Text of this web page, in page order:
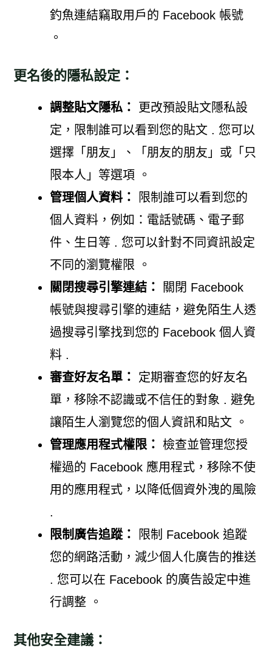
釣魚連結竊取用戶的 Facebook 帳號
。
更名後的隱私設定：
調整貼文隱私：
更改預設貼文隱私設
定，限制誰可以看到您的貼文 . 您可以
選擇「朋友」、「朋友的朋友」或「只
限本人」等選項 。
管理個人資料：
限制誰可以看到您的
個人資料，例如：電話號碼、電子郵
件、生日等 . 您可以針對不同資訊設定
不同的瀏覽權限 。
關閉搜尋引擎連結：
關閉 Facebook
帳號與搜尋引擎的連結，避免陌生人透
過搜尋引擎找到您的 Facebook 個人資
料 .
審查好友名單：
定期審查您的好友名
單，移除不認識或不信任的對象 . 避免
讓陌生人瀏覽您的個人資訊和貼文 。
管理應用程式權限： 檢查並管理您授
權過的 Facebook 應用程式，移除不使
用的應用程式，以降低個資外洩的風險
.
限制廣告追蹤：
限制 Facebook 追蹤
您的網路活動，減少個人化廣告的推送
. 您可以在 Facebook 的廣告設定中進
行調整 。
其他安全建議：